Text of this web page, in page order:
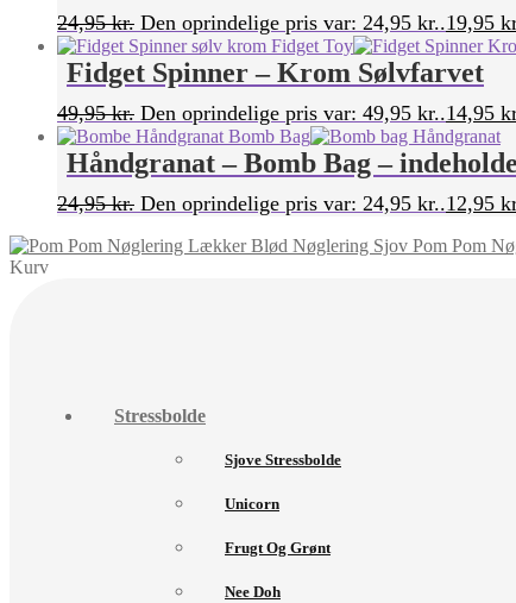
24,95kr. Den oprindelige pris var: 24,95 kr..19,95
Fidget Spinner – Krom Sølvfarvet
49,95kr. Den oprindelige pris var: 49,95 kr..14,95
Håndgranat – Bomb Bag –
24,95kr. Den oprindelige pris var: 24,95 kr..12,95
Pom Pom
Kurv
Stressbolde
Sjove Stressbolde
Unicorn
Frugt Og Grønt
Nee Doh